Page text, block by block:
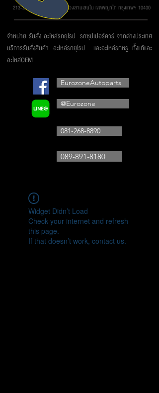
213-215 ถ.วิภาวดี รังสิต แขวงสามเสนใน เขตพญาไท กรุงเทพฯ 10400
จำหน่าย รับสั่ง อะไหล่รถยุโรป รถซุปเปอร์คาร์ จากต่างประเทศ
บริการรับสั่งสินค้า อะไหล่รถยุโรป และอะไหล่รถหรู ทั้งแท้และ
อะไหล่OEM
EurozoneAutoparts
@Eurozone
081-268-8890
089-891-8180
Widget Didn’t Load
Check your internet and refresh
this page.
If that doesn’t work, contact us.